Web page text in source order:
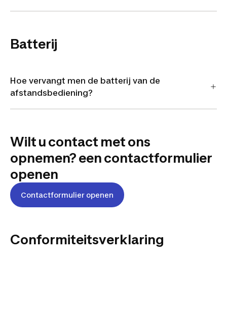
Batterij
Hoe vervangt men de batterij van de
afstandsbediening?
Wilt u contact met ons
opnemen? een contactformulier
openen
Contactformulier openen
Conformiteitsverklaring